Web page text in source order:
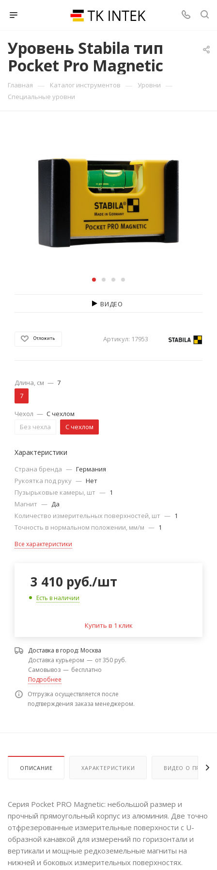
Уровень Stabila тип
Pocket Pro Magnetic
Главная — Каталог инструментов — Уровни —
Специальные уровни
ВИДЕО
Отложить Артикул: 17953
Длина, см — 7
7
Чехол — С чехлом
Без чехла
С чехлом
Характеристики
Страна бренда — Германия
Рукоятка под руку — Нет
Пузырьковые камеры, шт — 1
Магнит — Да
Количество измерительных поверхностей, шт — 1
Точность в нормальном положении, мм/м — 1
Все характеристики
3 410 руб./шт
Есть в наличии
Купить в 1 клик
Доставка в город: Москва
Доставка курьером — от 350 руб.
Самовывоз — бесплатно
Подробнее
Отгрузка осуществляется после
подтверждения заказа менеджером.
ОПИСАНИЕ ХАРАКТЕРИСТИКИ ВИДЕО О
Серия Pocket PRO Magnetic: небольшой размер и
прочный прямоугольный корпус из алюминия. Две точно
отфрезерованные измерительные поверхности с U-
образной канавкой для измерений по горизонтали и
вертикали и мощные редкоземельные магниты на
нижней и боковых измерительных поверхностях.